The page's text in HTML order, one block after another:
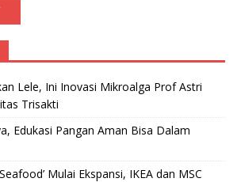
Lele, Ini Inovasi Mikroalga Prof Astri
Trisakti
Edukasi Pangan Aman Bisa Dalam
Mulai Ekspansi, IKEA dan MSC